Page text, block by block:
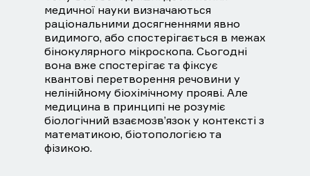
медичної науки визначаються
раціональними досягненнями явно
видимого, або спостерігається в межах
бінокулярного мікроскопа. Сьогодні
вона вже спостерігає та фіксує
квантові перетворення речовини у
нелінійному біохімічному прояві. Але
медицина в принципі не розуміє
біологічний взаємозв’язок у контексті з
математикою, біотопологією та
фізикою.